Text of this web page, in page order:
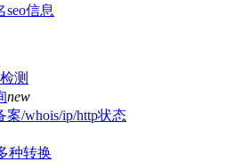
seo信息
测
new
案/whois/ip/http状态
种转换